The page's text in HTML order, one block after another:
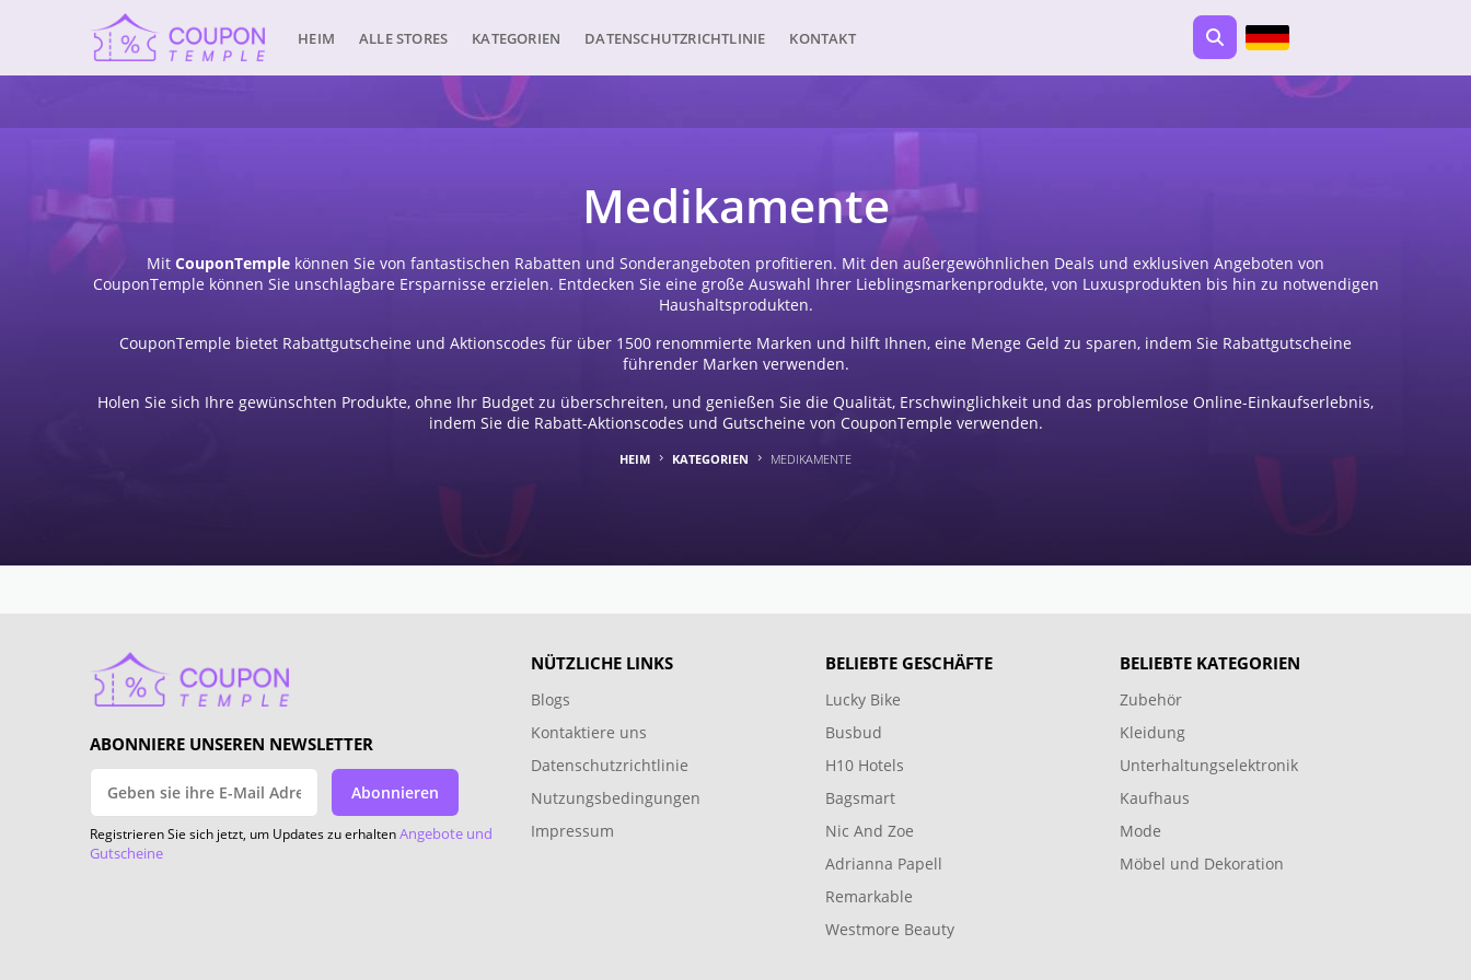
HEIM ALLE STORES KATEGORIEN DATENSCHUTZRICHTLINIE KONTAKT
Medikamente
Mit CouponTemple können Sie von fantastischen Rabatten und Sonderangeboten profitieren. Mit den außergewöhnlichen Deals und exklusiven Angeboten von
CouponTemple können Sie unschlagbare Ersparnisse erzielen. Entdecken Sie eine große Auswahl Ihrer Lieblingsmarkenprodukte, von Luxusprodukten bis hin zu notwendigen
Haushaltsprodukten.
CouponTemple bietet Rabattgutscheine und Aktionscodes für über 1500 renommierte Marken und hilft Ihnen, eine Menge Geld zu sparen, indem Sie Rabattgutscheine
führender Marken verwenden.
Holen Sie sich Ihre gewünschten Produkte, ohne Ihr Budget zu überschreiten, und genießen Sie die Qualität, Erschwinglichkeit und das problemlose Online-Einkaufserlebnis,
indem Sie die Rabatt-Aktionscodes und Gutscheine von CouponTemple verwenden.
HEIM KATEGORIEN MEDIKAMENTE
ABONNIERE UNSEREN NEWSLETTER
Abonnieren
Registrieren Sie sich jetzt, um Updates zu erhaltenAngebote und
Gutscheine
NÜTZLICHE LINKS
Blogs
Kontaktiere uns
Datenschutzrichtlinie
Nutzungsbedingungen
Impressum
BELIEBTE GESCHÄFTE
Lucky Bike
Busbud
H10 Hotels
Bagsmart
Nic And Zoe
Adrianna Papell
Remarkable
Westmore Beauty
BELIEBTE KATEGORIEN
Zubehör
Kleidung
Unterhaltungselektronik
Kaufhaus
Mode
Möbel und Dekoration